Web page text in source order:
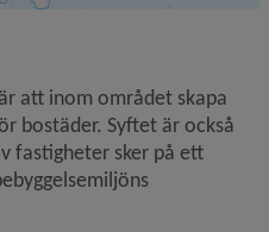
att inom området skapa
bostäder. Syftet är också
fastigheter sker på ett